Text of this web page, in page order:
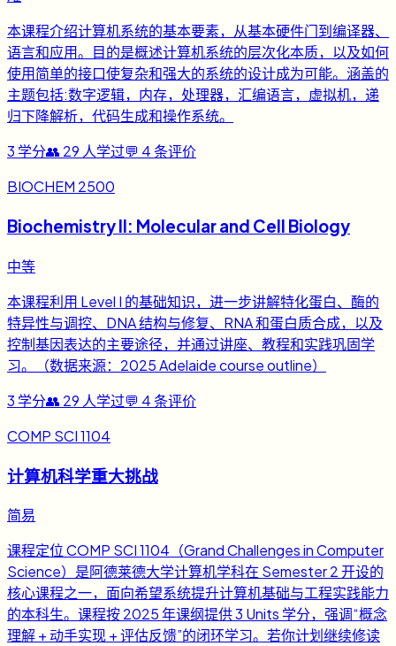
本课程介绍计算机系统的基本要素，从基本硬件门到编译器、
语言和应用。目的是概述计算机系统的层次化本质，以及如何
使用简单的接口使复杂和强大的系统的设计成为可能。涵盖的
主题包括:数字逻辑，内存，处理器，汇编语言，虚拟机，递
归下降解析，代码生成和操作系统。
3 学分👥 29 人学过💬 4条评价
BIOCHEM 2500
Biochemistry II: Molecular and Cell Biology
中等
本课程利用 Level I 的基础知识，进一步讲解特化蛋白、酶的
特异性与调控、DNA 结构与修复、RNA 和蛋白质合成，以及
控制基因表达的主要途径，并通过讲座、教程和实践巩固学
习。（数据来源：2025 Adelaide course outline）
3 学分👥 29 人学过💬 4条评价
COMP SCI 1104
计算机科学重大挑战
简易
课程定位 COMP SCI 1104（Grand Challenges in Computer
Science）是阿德莱德大学计算机学科在 Semester 2 开设的
核心课程之一，面向希望系统提升计算机基础与工程实践能力
的本科生。课程按 2025 年课纲提供 3 Units 学分，强调“概念
理解 + 动手实现 + 评估反馈”的闭环学习。若你计划继续修读